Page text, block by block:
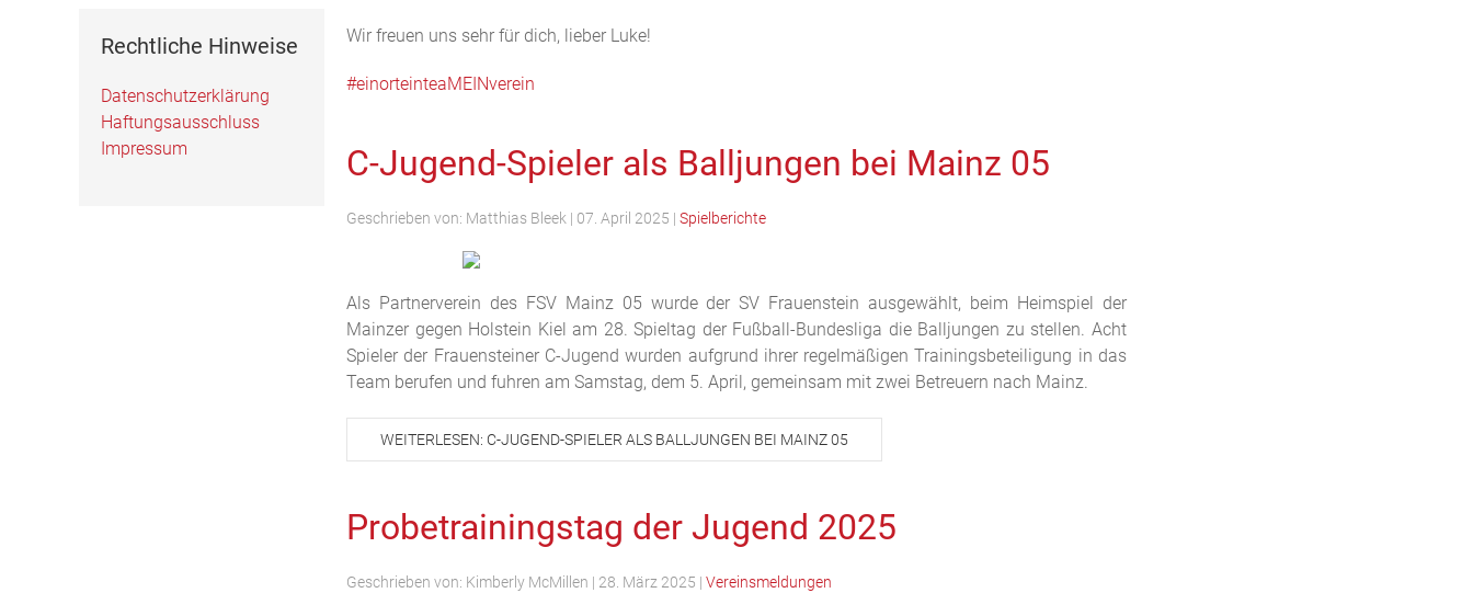
Rechtliche Hinweise
Datenschutzerklärung
Haftungsausschluss
Impressum
Wir freuen uns sehr für dich, lieber Luke!
#einorteinteaMEINverein
C-Jugend-Spieler als Balljungen bei Mainz 05
Geschrieben von: Matthias Bleek | 07. April 2025 | Spielberichte
Als Partnerverein des FSV Mainz 05 wurde der SV Frauenstein ausgewählt, beim Heimspiel der
Mainzer gegen Holstein Kiel am 28. Spieltag der Fußball-Bundesliga die Balljungen zu stellen. Acht
Spieler der Frauensteiner C-Jugend wurden aufgrund ihrer regelmäßigen Trainingsbeteiligung in das
Team berufen und fuhren am Samstag, dem 5. April, gemeinsam mit zwei Betreuern nach Mainz.
WEITERLESEN: C-JUGEND-SPIELER ALS BALLJUNGEN BEI MAINZ 05
Probetrainingstag der Jugend 2025
Geschrieben von: Kimberly McMillen | 28. März 2025 | Vereinsmeldungen